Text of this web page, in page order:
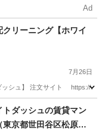
Ad
リーニング【ホワイ
7月26日
シュ】 注文サイト https://
戸田市 戸田公園駅
トダッシュの賃貸マン
京都世田谷区松原）